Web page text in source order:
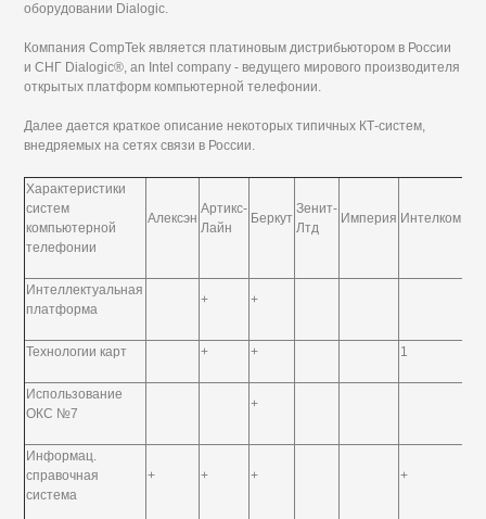
оборудовании Dialogic.
Компания CompTek является платиновым дистрибьютором в России
и СНГ Dialogic®, an Intel company - ведущего мирового производителя
открытых платформ компьютерной телефонии.
Далее дается краткое описание некоторых типичных КТ-систем,
внедряемых на сетях связи в России.
Характеристики
систем
компьютерной
телефонии
Алексэн
Артикс-
Лайн
Беркут
Зенит-
Лтд
Империя Интелком
Интеллектуальная
платформа
+ +
Технологии карт + + 1
Использование
ОКС №7
+
Информац.
справочная
система
+ + + +